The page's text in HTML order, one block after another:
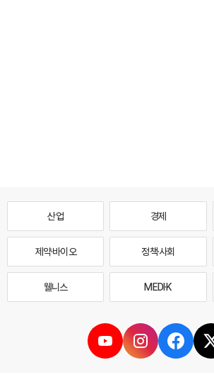
산업 경제
제약·바이오 정책·사회
웰니스 MEDI·K